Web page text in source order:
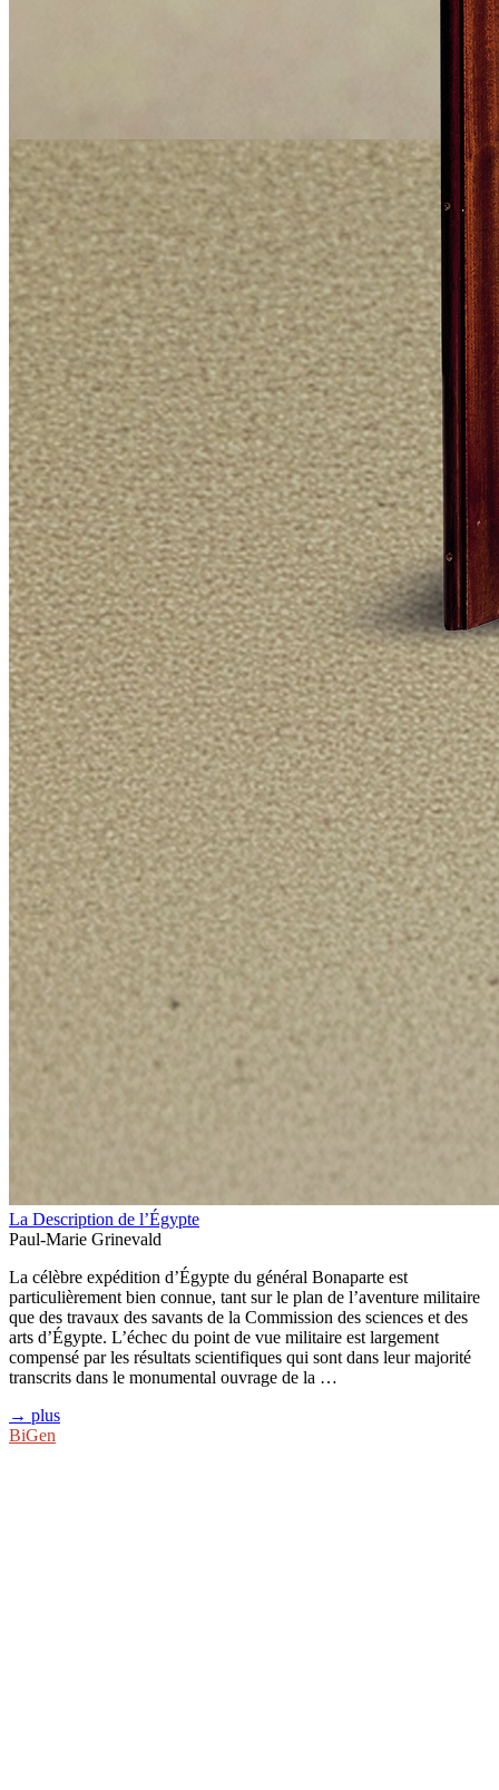
La Description de l’Égypte
Paul-Marie Grinevald
La célèbre expédition d’Égypte du général Bonaparte est
particulièrement bien connue, tant sur le plan de l’aventure militaire
que des travaux des savants de la Commission des sciences et des
arts d’Égypte. L’échec du point de vue militaire est largement
compensé par les résultats scientifiques qui sont dans leur majorité
transcrits dans le monumental ouvrage de la …
→ plus
BiGen